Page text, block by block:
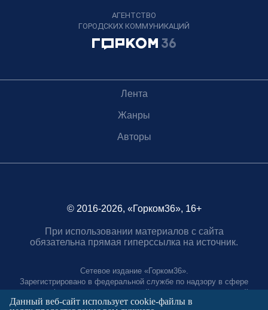
АГЕНТСТВО
ГОРОДСКИХ КОММУНИКАЦИЙ
Лента
Жанры
Авторы
© 2016-2026, «Горком36», 16+
При использовании материалов с сайта
обязательна прямая гиперссылка на источник.
Сетевое издание «Горком36».
Зарегистрировано в федеральной службе по надзору в сфере
связи, информационных технологий и массовых коммуникаций.
Регистрационный номер ЭЛ № ФС77-88966 от 21 января 2025 г.
Данный веб-сайт использует cookie-файлы в